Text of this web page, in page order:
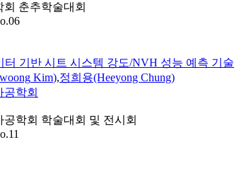
춘추학술대회
터 기반 시트 시스템 강도/NVH 성능 예측 기술
Kim),정희용(Heeyong Chung)
공학회
공학회 학술대회 및 전시회